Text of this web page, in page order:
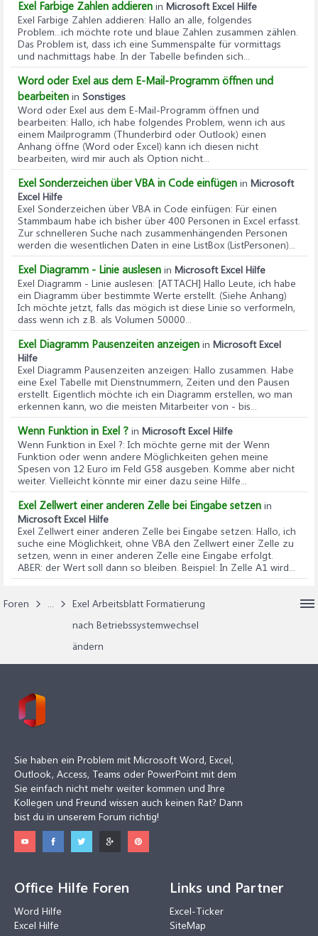
Exel Farbige Zahlen addieren in Microsoft Excel Hilfe
Exel Farbige Zahlen addieren: Hallo an alle, folgendes
Problem...ich möchte rote und blaue Zahlen zusammen zählen.
Das Problem ist, dass ich eine Summenspalte für vormittags
und nachmittags habe. In der Tabelle befinden sich...
Word oder Exel aus dem E-Mail-Programm öffnen und
bearbeiten in Sonstiges
Word oder Exel aus dem E-Mail-Programm öffnen und
bearbeiten: Hallo, ich habe folgendes Problem, wenn ich aus
einem Mailprogramm (Thunderbird oder Outlook) einen
Anhang öffne (Word oder Excel) kann ich diesen nicht
bearbeiten, wird mir auch als Option nicht...
Exel Sonderzeichen über VBA in Code einfügen in Microsoft
Excel Hilfe
Exel Sonderzeichen über VBA in Code einfügen: Für einen
Stammbaum habe ich bisher über 400 Personen in Excel erfasst.
Zur schnelleren Suche nach zusammenhängenden Personen
werden die wesentlichen Daten in eine ListBox (ListPersonen)...
Exel Diagramm - Linie auslesen in Microsoft Excel Hilfe
Exel Diagramm - Linie auslesen: [ATTACH] Hallo Leute, ich habe
ein Diagramm über bestimmte Werte erstellt. (Siehe Anhang)
Ich möchte jetzt, falls das mögich ist diese Linie so verformeln,
dass wenn ich z.B. als Volumen 50000...
Exel Diagramm Pausenzeiten anzeigen in Microsoft Excel
Hilfe
Exel Diagramm Pausenzeiten anzeigen: Hallo zusammen. Habe
eine Exel Tabelle mit Dienstnummern, Zeiten und den Pausen
erstellt. Eigentlich möchte ich ein Diagramm erstellen, wo man
erkennen kann, wo die meisten Mitarbeiter von - bis...
Wenn Funktion in Exel ? in Microsoft Excel Hilfe
Wenn Funktion in Exel ?: Ich möchte gerne mit der Wenn
Funktion oder wenn andere Möglichkeiten gehen meine
Spesen von 12 Euro im Feld G58 ausgeben. Komme aber nicht
weiter. Vielleicht könnte mir einer dazu seine Hilfe...
Exel Zellwert einer anderen Zelle bei Eingabe setzen in
Microsoft Excel Hilfe
Exel Zellwert einer anderen Zelle bei Eingabe setzen: Hallo, ich
suche eine Möglichkeit, ohne VBA den Zellwert einer Zelle zu
setzen, wenn in einer anderen Zelle eine Eingabe erfolgt.
ABER: der Wert soll dann so bleiben. Beispiel: In Zelle A1 wird...
Foren ...
Exel Arbeitsblatt Formatierung
nach Betriebssystemwechsel
ändern
Sie haben ein Problem mit Microsoft Word, Excel,
Outlook, Access, Teams oder PowerPoint mit dem
Sie einfach nicht mehr weiter kommen und Ihre
Kollegen und Freund wissen auch keinen Rat? Dann
bist du in unserem Forum richtig!
Office Hilfe Foren
Word Hilfe
Excel Hilfe
Links und Partner
Excel-Ticker
SiteMap